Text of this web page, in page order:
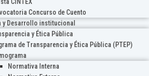
CINTEX
Concurso de Cuento
y Desarrollo institucional
y Ética Pública
de Transparencia y Ética Pública (PTEP)
Normativa Interna